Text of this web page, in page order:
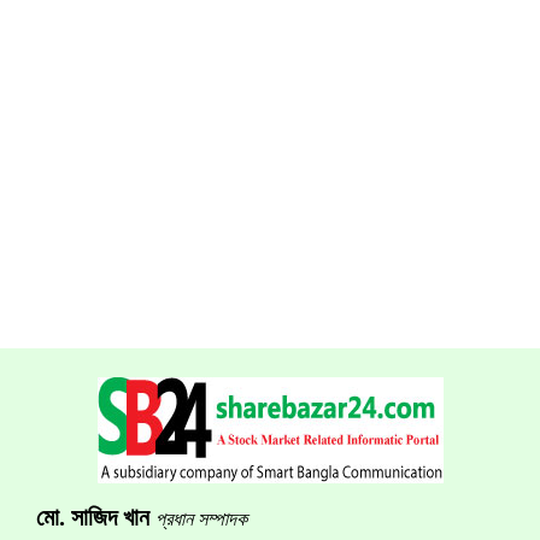
মো. সাজিদ খান প্রধান সম্পাদক